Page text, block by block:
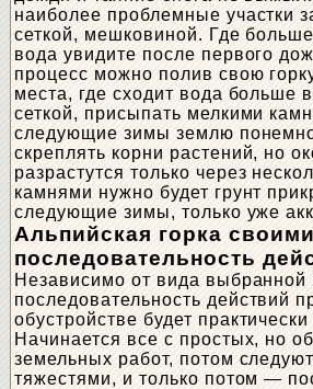
наиболее проблемные участки
сеткой, мешковиной. Где
вода увидите после первого
процесс можно полив свою
места, где сходит вода больше
сеткой, присыпать мелкими
следующие зимы землю
скреплять корни растений, но
разрастутся только через
камнями нужно будет грунт
следующие зимы, только уже
Альпийская горка
последовательность
Независимо от вида выбранной
последовательность действий
обустройстве будет
Начинается все с простых, но
земельных работ, потом
тяжестями, и только потом —